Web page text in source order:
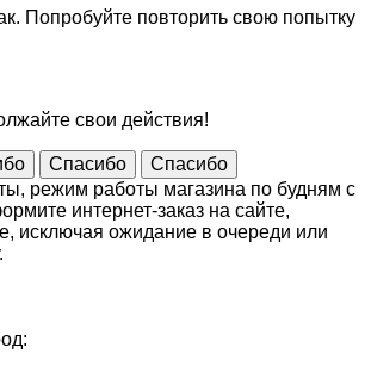
Попробуйте повторить свою попытку
свои действия!
Спасибо
Спасибо
режим работы магазина по будням с
интернет-заказ на сайте,
исключая ожидание в очереди или